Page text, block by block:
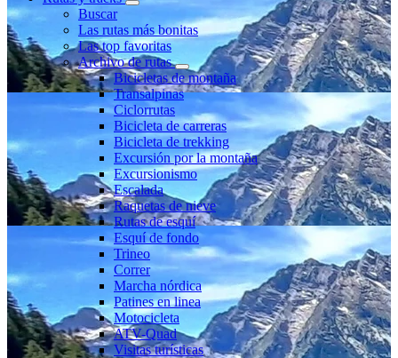
Buscar
Las rutas más bonitas
Las top favoritas
Archivo de rutas
Bicicletas de montaña
Transalpinas
Ciclorrutas
Bicicleta de carreras
Bicicleta de trekking
Excursión por la montaña
Excursionismo
Escalada
Raquetas de nieve
Rutas de esquí
Esquí de fondo
Trineo
Correr
Marcha nórdica
Patines en linea
Motocicleta
ATV-Quad
Visitas turísticas